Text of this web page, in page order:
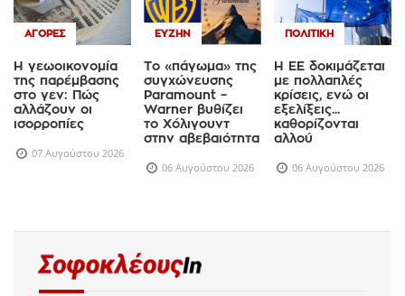
ΑΓΟΡΈΣ
Η γεωοικονομία
της παρέμβασης
στο γεν: Πώς
αλλάζουν οι
ισορροπίες
07 Αυγούστου 2026
ΕΥΖΗΝ
Το «πάγωμα» της
συγχώνευσης
Paramount –
Warner βυθίζει
το Χόλιγουντ
στην αβεβαιότητα
06 Αυγούστου 2026
ΠΟΛΙΤΙΚΉ
Η ΕΕ δοκιμάζεται
με πολλαπλές
κρίσεις, ενώ οι
εξελίξεις...
καθορίζονται
αλλού
06 Αυγούστου 2026